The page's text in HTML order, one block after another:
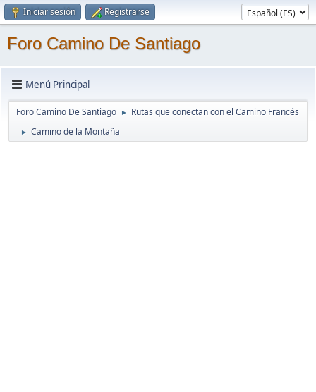
Iniciar sesión Registrarse
Foro Camino De Santiago
Menú Principal
Foro Camino De Santiago ► Rutas que conectan con el Camino Francés
► Camino de la Montaña